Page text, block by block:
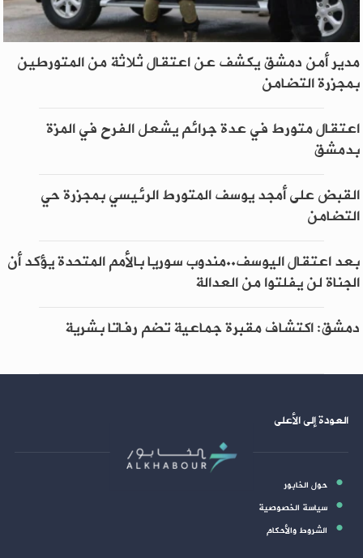
مدير أمن دمشق يكشف عن اعتقال ثلاثة من المتورطين
بمجزرة التضامن
اعتقال متورط في عدة جرائم يشعل الفرح في المزة
بدمشق
القبض على أمجد يوسف المتورط الرئيسي بمجزرة حي
التضامن
بعد اعتقال اليوسف..مندوب سوريا بالأمم المتحدة يؤكد أن
الجناة لن يفلتوا من العدالة
دمشق: اكتشاف مقبرة جماعية تضم رفاتا بشرية
العودة إلى الأعلى
حول الخابور
سياسة الخصوصية
الشروط والأحكام